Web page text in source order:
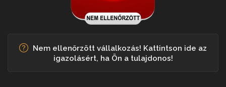
Nem ellenőrzött vállalkozás! Kattintson ide az
igazolásért, ha Ön a tulajdonos!